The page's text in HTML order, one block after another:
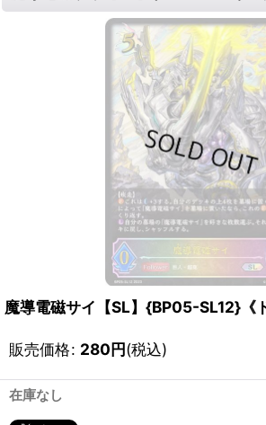
魔導電磁サイ【SL】{BP05-SL12}《
販売価格: 280円(税込)
在庫なし